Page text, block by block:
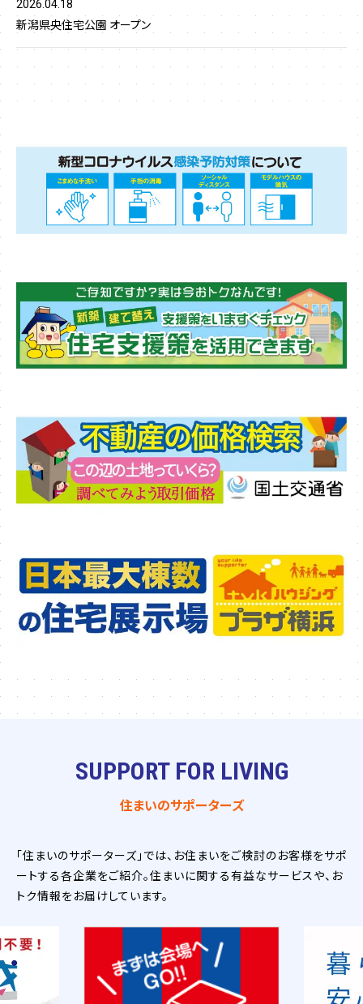
2026.04.18
新潟県央住宅公園 オープン
SUPPORT FOR LIVING
住まいのサポーターズ
「住まいのサポーターズ」では、お住まいをご検討のお客様をサポ
ートする各企業をご紹介。住まいに関する有益なサービスや、お
トク情報をお届けしています。